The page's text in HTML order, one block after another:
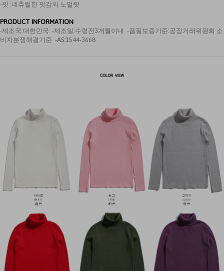
-핏 :네츄럴한 핏감의 노멀핏
PRODUCT INFORMATION
-제조국:대한민국 -제조일:수령전3개월이내 -품질보증기준:공정거래위원회 소
비자분쟁해결기준 -AS:1544-3668